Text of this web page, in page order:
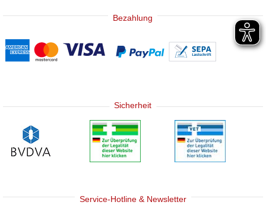
Bezahlung
Sicherheit
Service-Hotline & Newsletter